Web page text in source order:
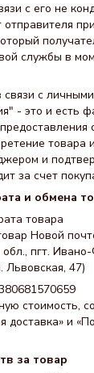
с его не
отправителя
службы в
с
- это и есть
товара
и
за счет
и обмена
товара
Новой
пгт.
47)
стоимость,
доставка» и
за товар